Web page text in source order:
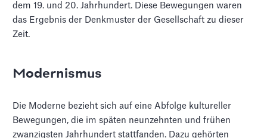
dem 19. und 20. Jahrhundert. Diese Bewegungen waren
das Ergebnis der Denkmuster der Gesellschaft zu dieser
Zeit.
Modernismus
Die Moderne bezieht sich auf eine Abfolge kultureller
Bewegungen, die im späten neunzehnten und frühen
zwanzigsten Jahrhundert stattfanden. Dazu gehörten